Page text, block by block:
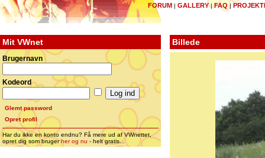
FORUM | GALLERY|FAQ |
Mit VWnet
Brugernavn
Kodeord
Glemt password
Opret profil
Har du ikke en konto endnu? Få mere ud af VWnettet,
opret dig som brugerher og nu - helt gratis...
Billede